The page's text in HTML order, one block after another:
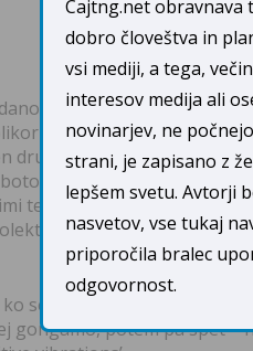
To soboto se okoli 20.
bo deloval naš
Livestream, ki bo
zvečer z nami,
ter dobrimi željami, v
zavest sveta na čim
se bomo še posebej
potem pa spet –
Cajtng.net obravnava
dobro človeštva in
vsi mediji, a tega,
interesov medija ali
novinarjev, ne
strani, je zapisano z
lepšem svetu. Avtorji
nasvetov, vse tukaj
priporočila bralec
odgovornost.